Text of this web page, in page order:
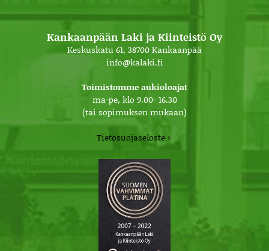
Kankaanpään Laki ja Kiinteistö Oy
Keskuskatu 61, 38700 Kankaanpää
info@kalaki.fi
Toimistomme aukioloajat
ma-pe, klo 9.00- 16.30
(tai sopimuksen mukaan)
Tietosuojaseloste ›